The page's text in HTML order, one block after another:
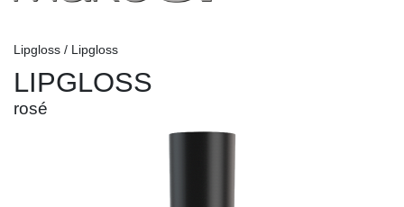
Lipgloss / Lipgloss
LIPGLOSS
rosé